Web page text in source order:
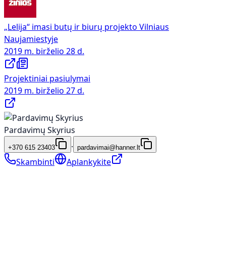
„Lelija“ imasi butų ir biurų projekto Vilniaus
Naujamiestyje
2019 m. birželio 28 d.
Projektiniai pasiulymai
2019 m. birželio 27 d.
Pardavimų Skyrius
+370 615 23403 · pardavimai@hanner.lt
Skambinti Aplankykite